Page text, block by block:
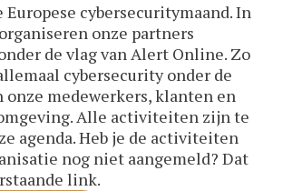
Europese cybersecuritymaand. In
onze partners
de vlag van Alert Online. Zo
cybersecurity onder de
onze medewerkers, klanten en
Alle activiteiten zijn te
agenda. Heb je de activiteiten
nog niet aangemeld? Dat
link.